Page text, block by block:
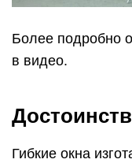
Более подробно
в видео.
Гибкие окна